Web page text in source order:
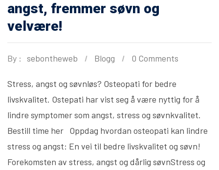
angst, fremmer søvn og
velvære!
By : sebontheweb Blogg 0 Comments
Stress, angst og søvnløs? Osteopati for bedre
livskvalitet. Ostepati har vist seg å være nyttig for å
lindre symptomer som angst, stress og søvnkvalitet.
Bestill time her Oppdag hvordan osteopati kan lindre
stress og angst: En vei til bedre livskvalitet og søvn!
Forekomsten av stress, angst og dårlig søvnStress og